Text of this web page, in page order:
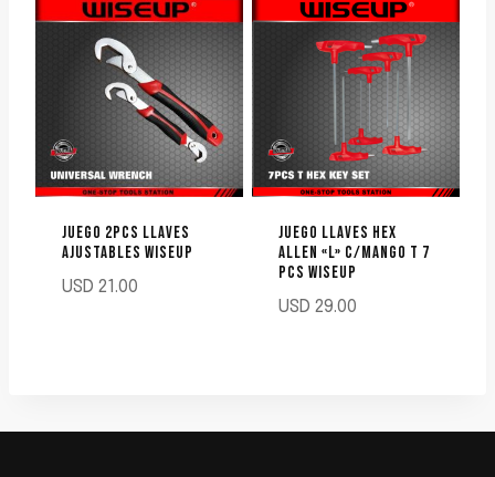
JUEGO 2PCS LLAVES
AJUSTABLES WISEUP
USD 21.00
JUEGO LLAVES HEX
ALLEN «L» C/MANGO T 7
PCS WISEUP
USD 29.00